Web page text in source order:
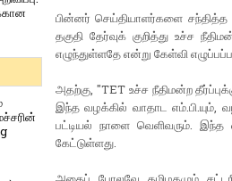
பின்னர் செய்தியாளர்களை
தகுதி தேர்வுக் குறித்து உச்ச
எழுந்துள்ளதே என்று கேள்வி
அதற்கு, "TET உச்ச நீதிமன்ற
இந்த வழக்கில் வாதாட எம்.பி.யும்,
பட்டியல் நாளை வெளிவரும். இந்த
கேட்டுள்ளது.